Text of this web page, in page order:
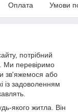
Оплата Умови
потрібний
Ми перевіримо
зв'яжемося або
задоволенням
якого житла. Він